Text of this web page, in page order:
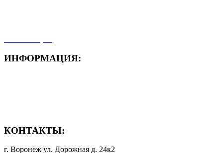
ИНФОРМАЦИЯ:
КОНТАКТЫ:
г. Воронеж ул. Дорожная д. 24к2